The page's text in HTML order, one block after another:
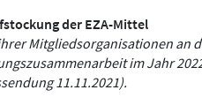
der EZA-Mittel
Mitgliedsorganisationen an
im Jahr
11.11.2021).